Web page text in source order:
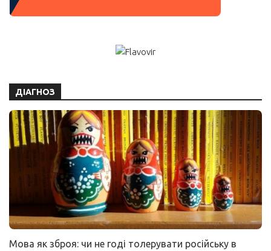
ДІАГНОЗ
Мова як зброя: чи не годі толерувати російську в